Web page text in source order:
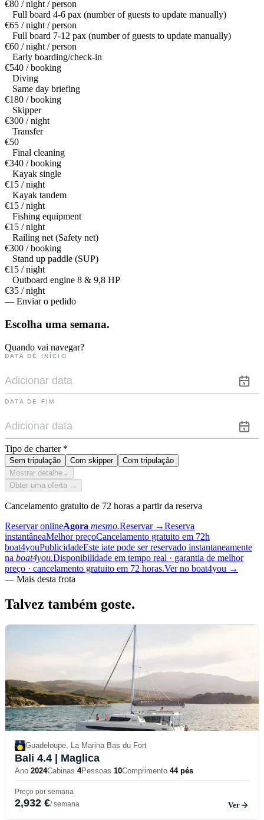
€80 / night / person
Full board 4-6 pax (number of guests to update manually)
€65 / night / person
Full board 7-12 pax (number of guests to update manually)
€60 / night / person
Early boarding/check-in
€540 / booking
Diving
Same day briefing
€180 / booking
Skipper
€300 / night
Transfer
€50
Final cleaning
€340 / booking
Kayak single
€15 / night
Kayak tandem
€15 / night
Fishing equipment
€15 / night
Railing net (Safety net)
€300 / booking
Stand up paddle (SUP)
€15 / night
Outboard engine 8 & 9,8 HP
€35 / night
— Enviar o pedido
Escolha uma semana.
Quando vai navegar?
DATA DE INÍCIO
DATA DE FIM
Tipo de charter *
Sem tripulação Com skipper
Com tripulação
Mostrar detalhe ⌄
Obter uma oferta →
Cancelamento gratuito de 72 horas a partir da reserva
Reservar onlineAgora mesmo.Reservar →Reserva
instantâneaMelhor preçoCancelamento gratuito em 72h
boat4youPublicidadeEste iate pode ser reservado instantaneamente
na boat4you.Disponibilidade em tempo real · garantia de melhor
preço · cancelamento gratuito em 72 horas.Ver no boat4you →
— Mais desta frota
Talvez também goste.
Guadeloupe, La Marina Bas du Fort
Bali 4.4 | Maglica
Ano 2024Cabinas 4Pessoas 10Comprimento 44 pés
Preço por semana
2,932 €/ semana Ver